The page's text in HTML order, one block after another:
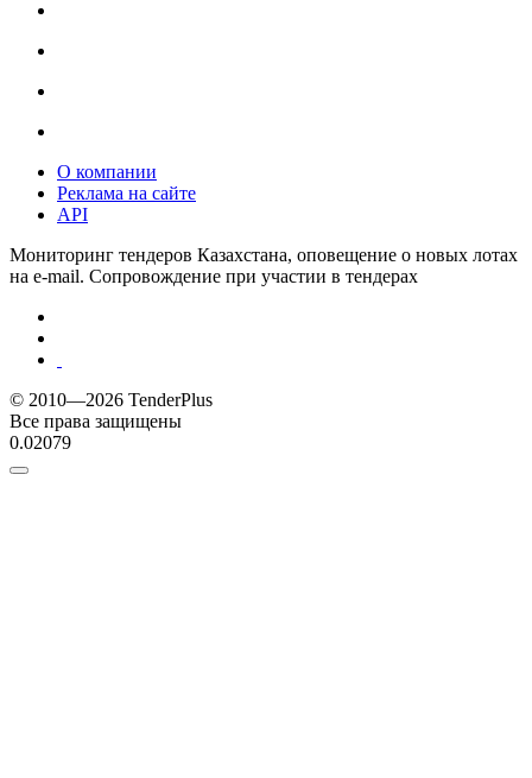
О компании
Реклама на сайте
API
Мониторинг тендеров Казахстана, оповещение о новых лотах
на e-mail. Сопровождение при участии в тендерах
© 2010—2026 TenderPlus
Все права защищены
0.02079